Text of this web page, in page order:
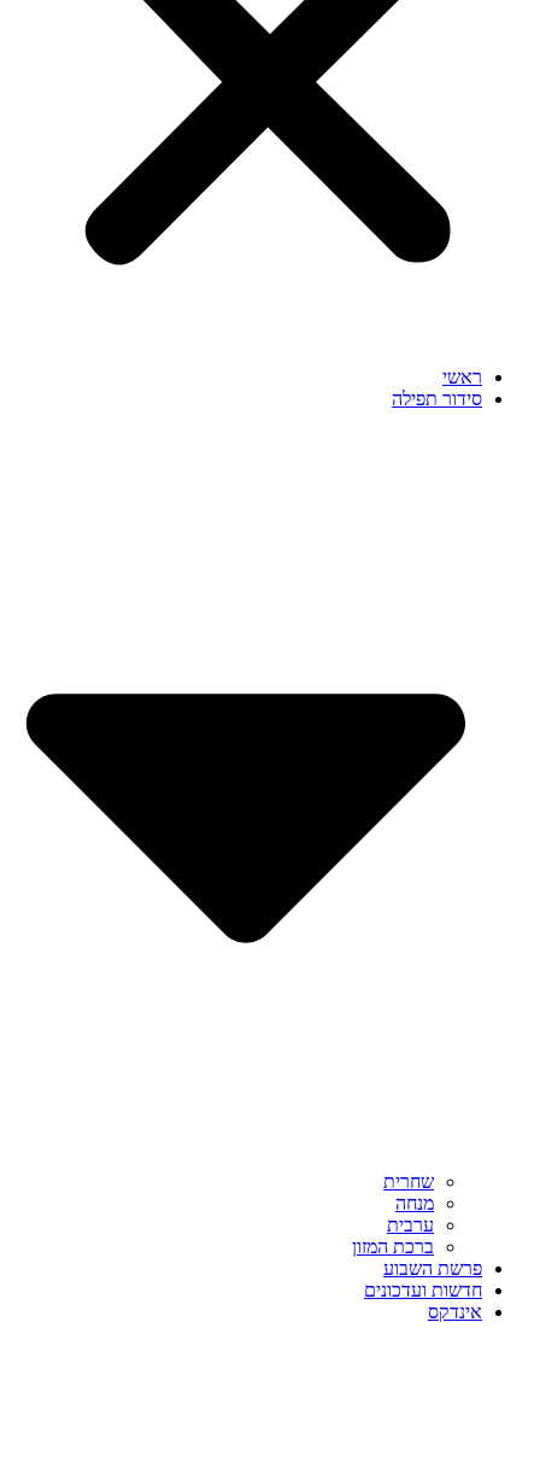
ראשי
סידור תפילה
שחרית
מנחה
ערבית
ברכת המזון
פרשת השבוע
חדשות ועדכונים
אינדקס